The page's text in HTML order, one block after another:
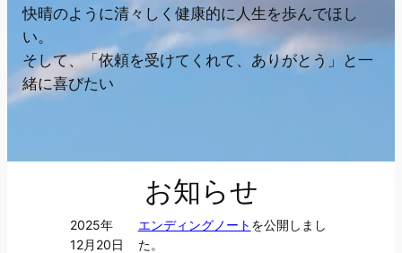
快晴のように清々しく健康的に人生を歩んでほし
い。
そして、「依頼を受けてくれて、ありがとう」と一
緒に喜びたい
お知らせ
2025年
12月20日
エンディングノート を公開しまし
た。